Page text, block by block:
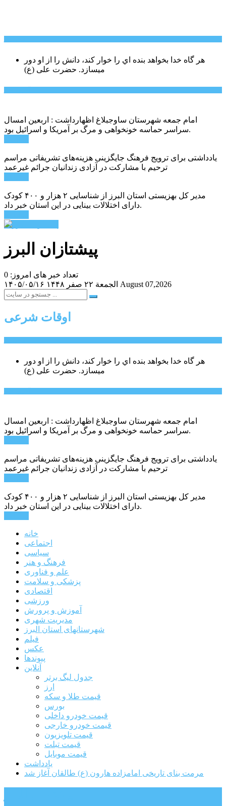
هر گاه خدا بخواهد بنده اي را خوار كند، دانش را از او دور
میسازد. حضرت علی (ع)
امام جمعه شهرستان ساوجبلاغ اظهارداشت : اربعین امسال
سراسر حماسه خونخواهی و مرگ بر آمریکا و اسرائیل بود.
یادداشتی برای ترویج فرهنگ جایگزینی هزینه‌های تشریفاتی مراسم
ترحیم با مشارکت در آزادی زندانیان جرائم غیرعمد
مدیر کل بهزیستی استان البرز از شناسایی ۲ هزار و ۴۰۰ کودک
دارای اختلالات بینایی در این استان خبر داد.
پیشتازان البرز
تعداد خبر های امروز: 0
۱۴۰۵/۰۵/۱۶
الجمعة ۲۲ صفر ۱۴۴۸ August 07,2026
اوقات شرعی
هر گاه خدا بخواهد بنده اي را خوار كند، دانش را از او دور
میسازد. حضرت علی (ع)
امام جمعه شهرستان ساوجبلاغ اظهارداشت : اربعین امسال
سراسر حماسه خونخواهی و مرگ بر آمریکا و اسرائیل بود.
یادداشتی برای ترویج فرهنگ جایگزینی هزینه‌های تشریفاتی مراسم
ترحیم با مشارکت در آزادی زندانیان جرائم غیرعمد
مدیر کل بهزیستی استان البرز از شناسایی ۲ هزار و ۴۰۰ کودک
دارای اختلالات بینایی در این استان خبر داد.
خانه
اجتماعی
سیاسی
فرهنگ و هنر
علم و فناوری
پزشکی و سلامت
اقتصادی
ورزشی
آموزش و پرورش
مدیریت شهری
شهرستانهای استان البرز
فیلم
عکس
پیوندها
آنلاین
جدول لیگ برتر
ارز
قیمت طلا و سکه
بورس
قیمت خودرو داخلی
قیمت خودرو خارجی
قیمت تلویزیون
قیمت تبلت
قیمت موبایل
یادداشت
مرمت بنای تاریخی امامزاده هارون (ع) طالقان آغاز شد